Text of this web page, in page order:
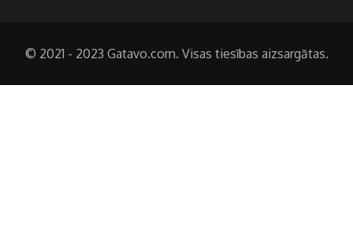
© 2021 - 2023 Gatavo.com. Visas tiesības aizsargātas.